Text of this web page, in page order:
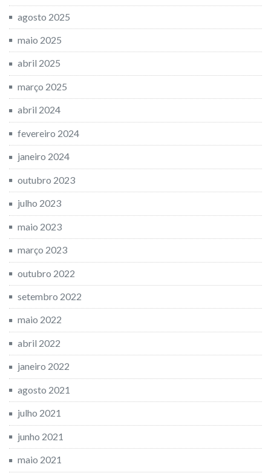
agosto 2025
maio 2025
abril 2025
março 2025
abril 2024
fevereiro 2024
janeiro 2024
outubro 2023
julho 2023
maio 2023
março 2023
outubro 2022
setembro 2022
maio 2022
abril 2022
janeiro 2022
agosto 2021
julho 2021
junho 2021
maio 2021